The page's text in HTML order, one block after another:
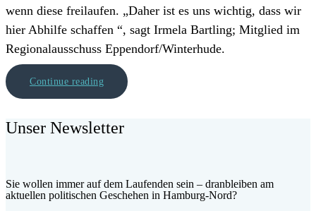
wenn diese freilaufen. „Daher ist es uns wichtig, dass wir
hier Abhilfe schaffen “, sagt Irmela Bartling; Mitglied im
Regionalausschuss Eppendorf/Winterhude.
Continue reading
Unser Newsletter
Sie wollen immer auf dem Laufenden sein – dranbleiben am
aktuellen politischen Geschehen in Hamburg-Nord?